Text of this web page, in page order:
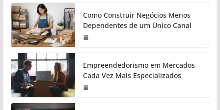
Como Construir Negócios Menos
Dependentes de um Único Canal
Empreendedorismo em Mercados
Cada Vez Mais Especializados